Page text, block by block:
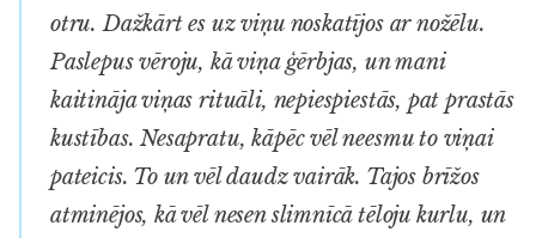
otru. Dažkārt es uz viņu noskatījos ar nožēlu.
Paslepus vēroju, kā viņa ģērbjas, un mani
kaitināja viņas rituāli, nepiespiestās, pat prastās
kustības. Nesapratu, kāpēc vēl neesmu to viņai
pateicis. To un vēl daudz vairāk. Tajos brīžos
atminējos, kā vēl nesen slimnīcā tēloju kurlu, un